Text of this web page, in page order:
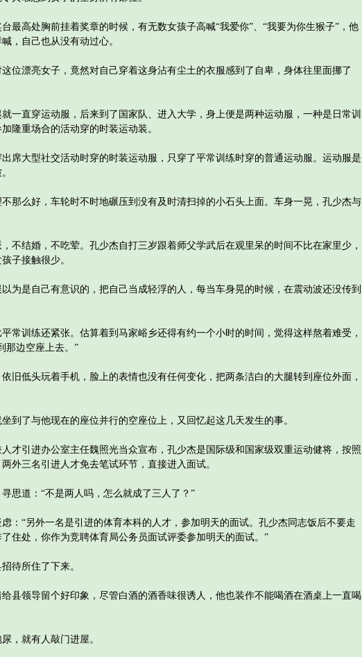
高处胸前挂着奖章的时候，有无数女孩子高喊“我爱你”、“我要为你生猴子”，他
，自己也从没有动过心。
漂亮女子，竟然对自己穿着这身沾有尘土的衣服感到了自卑，身体往里面挪了
直穿运动服，后来到了国家队、进入大学，身上便是两种运动服，一种是日常训
隆重场合的活动穿的时装运动装。
大型社交活动时穿的时装运动服，只穿了平常训练时穿的普通运动服。运动服是
么好，车轮时不时地碾压到没有及时清扫掉的小石头上面。车身一晃，孔少杰与
结婚，不吃荤。孔少杰自打三岁跟着师父学武后在观里呆的时间不比在家里少，
子接触很少。
是自己有意识的，把自己当成轻浮的人，每当车身晃的时候，在震动波还没传到
训练还紧张。估算着到马家峪乡还得有约一个小时的时间，觉得这样熬着难受，
那边空座上去。”
低头玩着手机，脸上的表情也没有任何变化，把两条洁白的大腿转到座位外面，
了与他现在的座位并行的空座位上，又回忆起这几天发生的事。
引进办公室主任魏照光当众宣布，孔少杰是国际级和国家级双重运动健将，按照
外三名引进人才免去笔试环节，直接进入面试。
道：“不是两人吗，怎么就成了三人了？”
“另外一名是引进的体育本科的人才，参加明天的面试。孔少杰同志饭后不要走
住处，你作为竞聘体育局公务员面试评委参加明天的面试。”
待所住了下来。
领导留个好印象，尽管白酒的酒香味很诱人，他也装作不能喝酒在酒桌上一直喝
就有人敲门进屋。